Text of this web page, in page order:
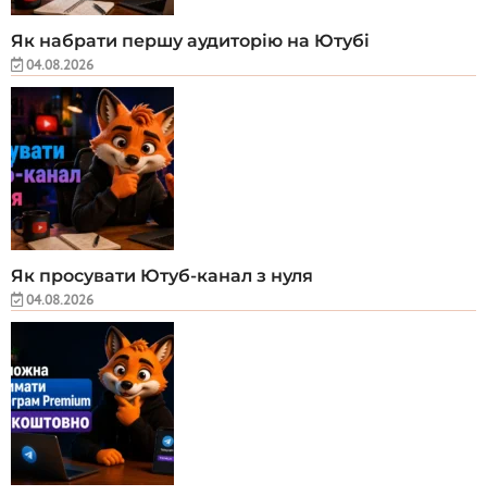
Як набрати першу аудиторію на Ютубі
04.08.2026
Як просувати Ютуб-канал з нуля
04.08.2026